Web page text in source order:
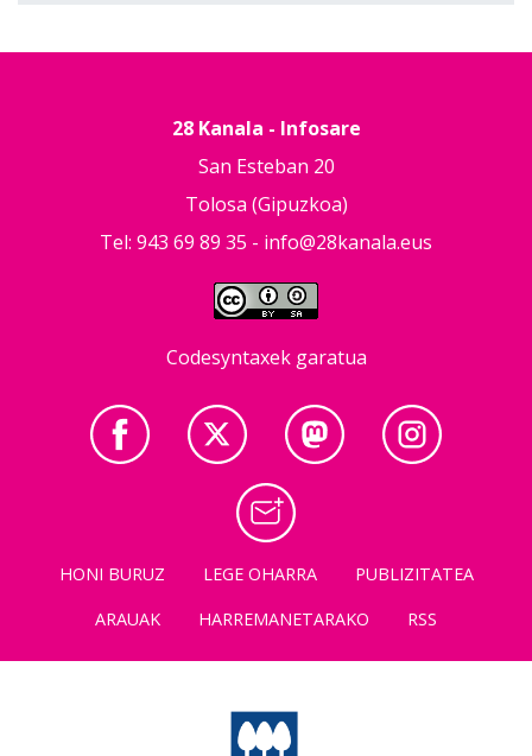
28 Kanala - Infosare
San Esteban 20
Tolosa (Gipuzkoa)
Tel: 943 69 89 35 - info@28kanala.eus
Codesyntaxek garatua
HONI BURUZ LEGE OHARRA
PUBLIZITATEA
ARAUAK
HARREMANETARAKO RSS